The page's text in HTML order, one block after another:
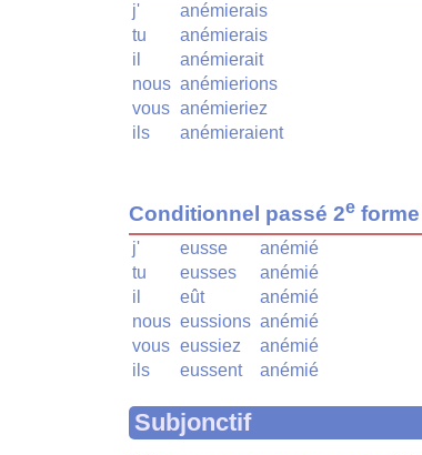
j'
anémierais
tu
anémierais
il
anémierait
nous anémierions
vous anémieriez
ils
anémieraient
Conditionnel passé 2e forme
j' eusse
anémié
tu
eusses
anémié
il
eût
anémié
nous eussions anémié
vous eussiez
anémié
ils
eussent anémié
Subjonctif